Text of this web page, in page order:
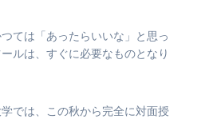
ては「あったらいいな」と思っ
ルは、すぐに必要なものとなり
では、この秋から完全に対面授